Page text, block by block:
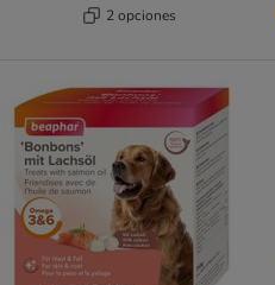
2 opciones